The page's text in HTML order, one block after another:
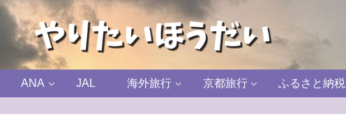
ANA JAL 海外旅行 京都旅行 ふるさと納税